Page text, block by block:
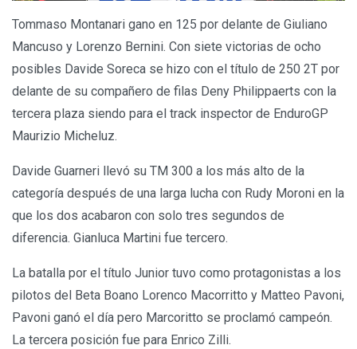
Tommaso Montanari gano en 125 por delante de Giuliano
Mancuso y Lorenzo Bernini. Con siete victorias de ocho
posibles Davide Soreca se hizo con el título de 250 2T por
delante de su compañero de filas Deny Philippaerts con la
tercera plaza siendo para el track inspector de EnduroGP
Maurizio Micheluz.
Davide Guarneri llevó su TM 300 a los más alto de la
categoría después de una larga lucha con Rudy Moroni en la
que los dos acabaron con solo tres segundos de
diferencia. Gianluca Martini fue tercero.
La batalla por el título Junior tuvo como protagonistas a los
pilotos del Beta Boano Lorenco Macorritto y Matteo Pavoni,
Pavoni ganó el día pero Marcoritto se proclamó campeón.
La tercera posición fue para Enrico Zilli.